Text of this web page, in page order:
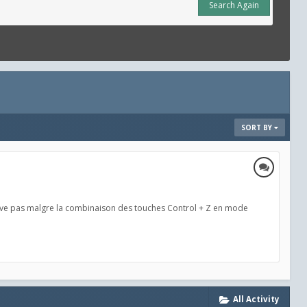
Search Again
SORT BY
pas malgre la combinaison des touches Control + Z en mode
All Activity